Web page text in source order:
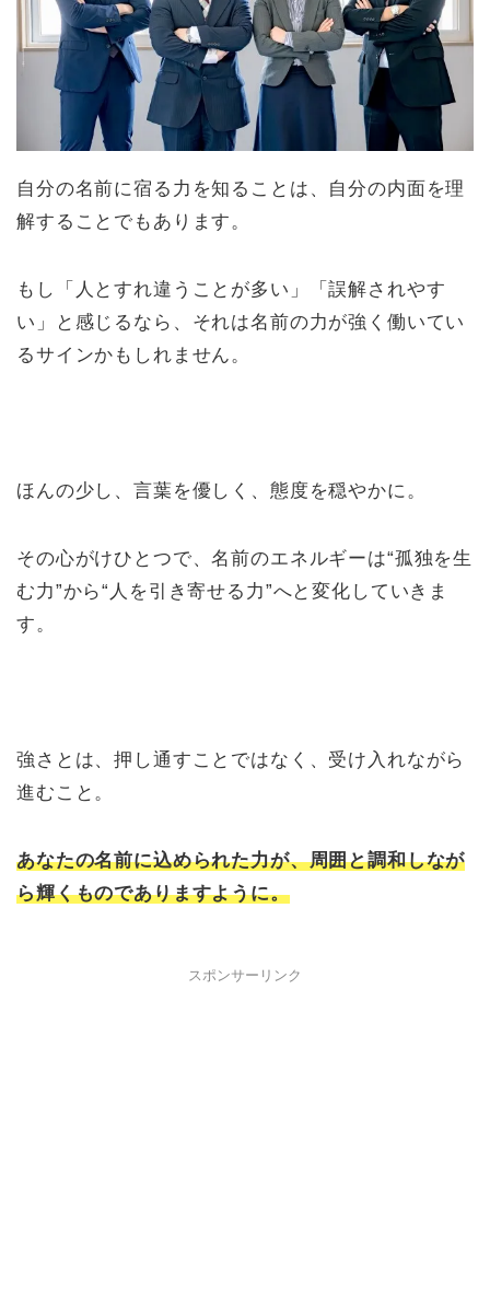
自分の名前に宿る力を知ることは、自分の内面を理
解することでもあります。
もし「人とすれ違うことが多い」「誤解されやす
い」と感じるなら、それは名前の力が強く働いてい
るサインかもしれません。
ほんの少し、言葉を優しく、態度を穏やかに。
その心がけひとつで、名前のエネルギーは“孤独を生
む力”から“人を引き寄せる力”へと変化していきま
す。
強さとは、押し通すことではなく、受け入れながら
進むこと。
あなたの名前に込められた力が、周囲と調和しなが
ら輝くものでありますように。
スポンサーリンク